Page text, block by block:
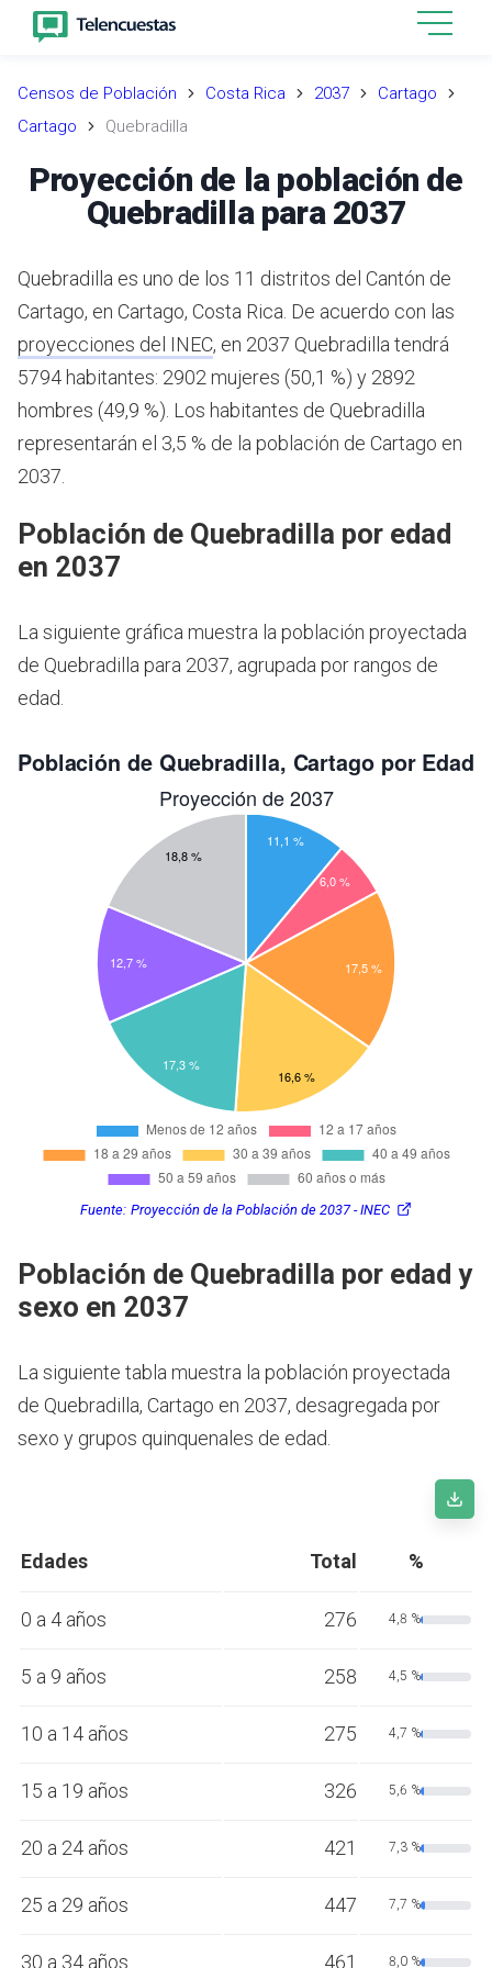
Censos de Población Costa Rica 2037
Cartago
Cartago
Quebradilla
Proyección de la población de
Quebradilla para 2037
Quebradilla es uno de los 11 distritos del Cantón de
Cartago, en Cartago, Costa Rica. De acuerdo con las
proyecciones del INEC, en 2037 Quebradilla tendrá
5794 habitantes: 2902 mujeres (50,1 %) y 2892
hombres (49,9 %). Los habitantes de Quebradilla
representarán el 3,5 % de la población de Cartago en
2037.
Población de Quebradilla por edad
en 2037
La siguiente gráfica muestra la población proyectada
de Quebradilla para 2037, agrupada por rangos de
edad.
Fuente: Proyección de la Población de 2037 - INEC
Población de Quebradilla por edad y
sexo en 2037
La siguiente tabla muestra la población proyectada
de Quebradilla, Cartago en 2037, desagregada por
sexo y grupos quinquenales de edad.
Edades Total %
0 a 4 años 276 4,8 %
5 a 9 años 258 4,5 %
10 a 14 años 275 4,7 %
15 a 19 años 326 5,6 %
20 a 24 años 421 7,3 %
25 a 29 años 447 7,7 %
30 a 34 años 461 8,0 %